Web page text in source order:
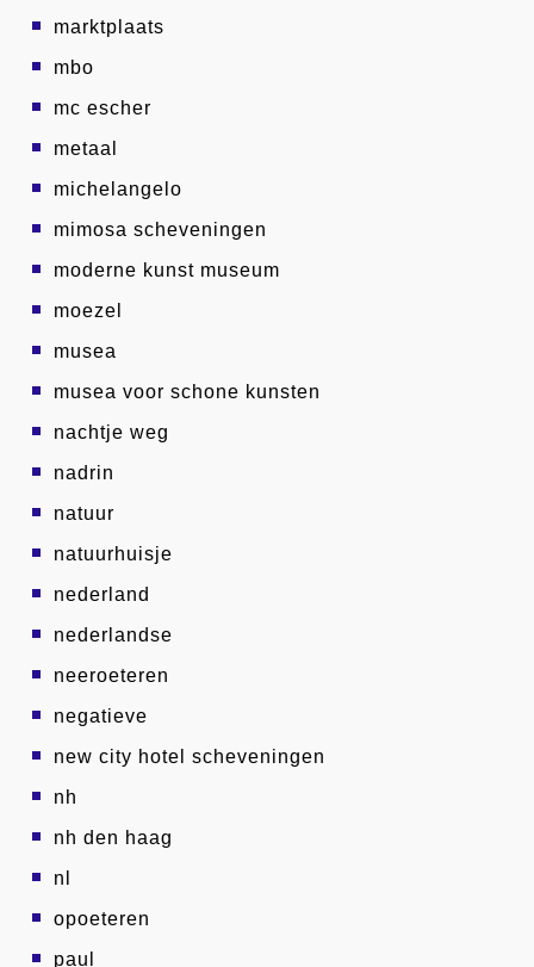
marktplaats
mbo
mc escher
metaal
michelangelo
mimosa scheveningen
moderne kunst museum
moezel
musea
musea voor schone kunsten
nachtje weg
nadrin
natuur
natuurhuisje
nederland
nederlandse
neeroeteren
negatieve
new city hotel scheveningen
nh
nh den haag
nl
opoeteren
paul